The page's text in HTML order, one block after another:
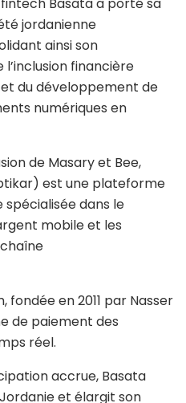
Basata a porté sa
jordanienne
ainsi son
financière
du développement de
numériques en
de Masary et Bee,
est une plateforme
dans le
mobile et les
en 2011 par Nasser
de paiement des
réel.
accrue, Basata
et élargit son